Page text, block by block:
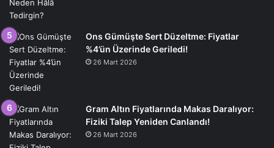
Ons Gümüşte Sert Düzeltme: Fiyatlar
%4’ün Üzerinde Geriledi!
26 Mart 2026
Gram Altın Fiyatlarında Makas Daralıyor:
Fiziki Talep Yeniden Canlandı!
26 Mart 2026